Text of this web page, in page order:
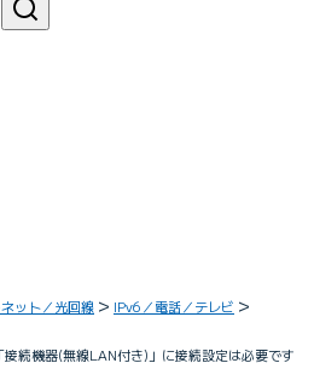
ット／光回線
IPv6／電話／テレビ
続機器(無線LAN付き)」に接続設定は必要です